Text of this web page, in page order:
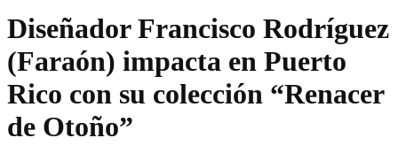
Diseñador Francisco Rodríguez
(Faraón) impacta en Puerto
Rico con su colección “Renacer
de Otoño”